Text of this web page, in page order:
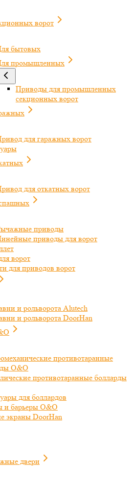
ворот
бытовых
промышленных
Приводы для промышленных
секционных ворот
для гаражных ворот
для откатных ворот
приводы
приводы для ворот
ворот
для приводов ворот
и рольворота Alutech
и рольворота DoorHan
противотаранные
O&O
противотаранные болларды
для боллардов
и барьеры O&O
экраны DoorHan
двери